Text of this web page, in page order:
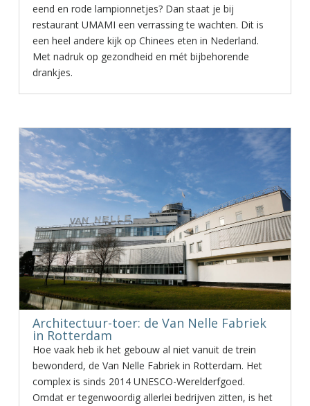
eend en rode lampionnetjes? Dan staat je bij
restaurant UMAMI een verrassing te wachten. Dit is
een heel andere kijk op Chinees eten in Nederland.
Met nadruk op gezondheid en mét bijbehorende
drankjes.
Architectuur-toer: de Van Nelle Fabriek
in Rotterdam
Hoe vaak heb ik het gebouw al niet vanuit de trein
bewonderd, de Van Nelle Fabriek in Rotterdam. Het
complex is sinds 2014 UNESCO-Werelderfgoed.
Omdat er tegenwoordig allerlei bedrijven zitten, is het